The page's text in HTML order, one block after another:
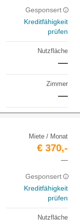
Gesponsert
Kreditfähigkeit
prüfen
Nutzfläche
—
Zimmer
—
Miete / Monat
€ 370,-
—
Gesponsert
Kreditfähigkeit
prüfen
Nutzfläche